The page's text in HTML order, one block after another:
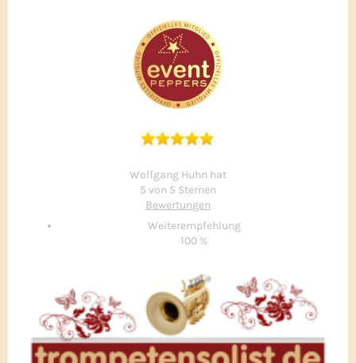
Wolfgang Huhn hat
5 von 5 Sternen
Bewertungen
Weiterempfehlung
100 %